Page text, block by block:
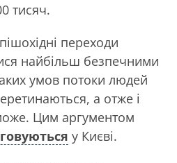
тисяч.
переходи
найбільш безпечними
умов потоки людей
а отже і
Цим аргументом
у Києві.